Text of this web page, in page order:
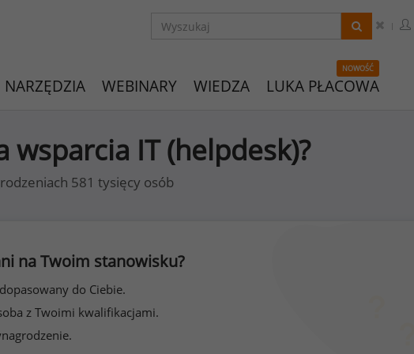
NARZĘDZIA WEBINARY WIEDZA
NOWOŚĆ
LUKA PŁACOWA
wsparcia IT (helpdesk)?
581 tysięcy osób
na Twoim stanowisku?
do Ciebie.
z Twoimi kwalifikacjami.